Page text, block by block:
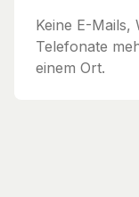
Keine E-
Telefonate
einem Ort.